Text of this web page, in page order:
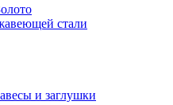
стали
и заглушки